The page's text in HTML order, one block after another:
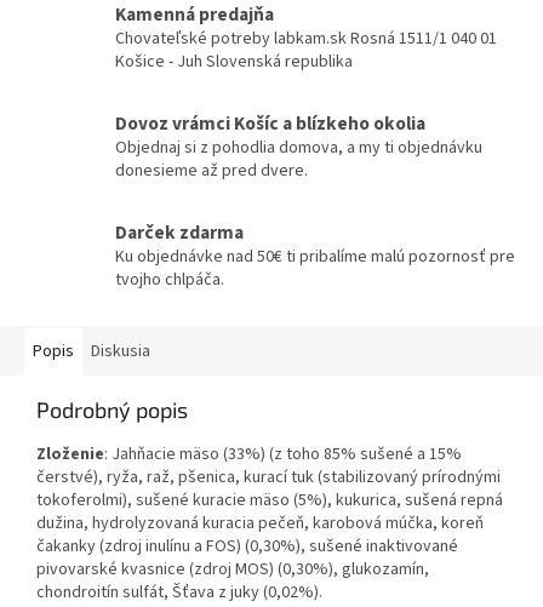
Kamenná predajňa
Chovateľské potreby labkam.sk Rosná 1511/1 040 01
Košice - Juh Slovenská republika
Dovoz vrámci Košíc a blízkeho okolia
Objednaj si z pohodlia domova, a my ti objednávku
donesieme až pred dvere.
Darček zdarma
Ku objednávke nad 50€ ti pribalíme malú pozornosť pre
tvojho chlpáča.
Popis Diskusia
Podrobný popis
Zloženie: Jahňacie mäso (33%) (z toho 85% sušené a 15%
čerstvé), ryža, raž, pšenica, kurací tuk (stabilizovaný prírodnými
tokoferolmi), sušené kuracie mäso (5%), kukurica, sušená repná
dužina, hydrolyzovaná kuracia pečeň, karobová múčka, koreň
čakanky (zdroj inulínu a FOS) (0,30%), sušené inaktivované
pivovarské kvasnice (zdroj MOS) (0,30%), glukozamín,
chondroitín sulfát, Šťava z juky (0,02%).